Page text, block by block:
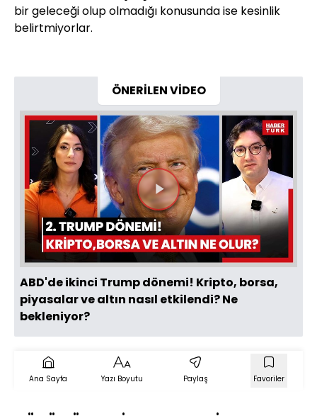
bir geleceği olup olmadığı konusunda ise kesinlik
belirtmiyorlar.
ÖNERİLEN VİDEO
Videoyu
Oynat
ABD'de ikinci Trump dönemi! Kripto, borsa,
piyasalar ve altın nasıl etkilendi? Ne
bekleniyor?
Ana Sayfa Yazı Boyutu Paylaş Favoriler